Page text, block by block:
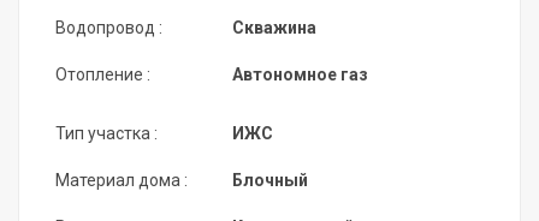
Водопровод :
Отопление :
Скважина
Автономное газ
Тип участка :
Материал дома :
ИЖС
Блочный